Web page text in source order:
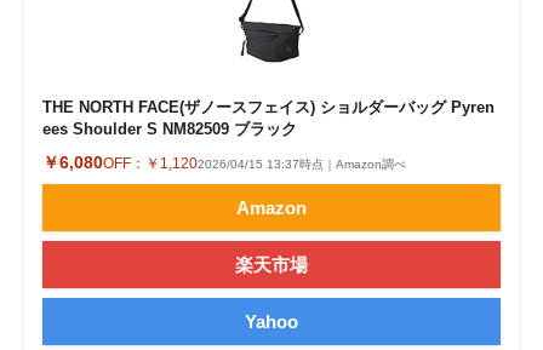
THE NORTH FACE(ザノースフェイス) ショルダーバッグ Pyren
ees Shoulder S NM82509 ブラック
￥6,080OFF： ￥1,1202026/04/15 13:37時点｜Amazon調べ
Amazon
楽天市場
Yahoo